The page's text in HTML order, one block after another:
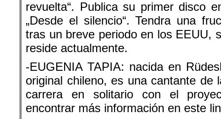
revuelta“. Publica su primer disco
„Desde el silencio“. Tendra una
tras un breve periodo en los EEUU,
reside actualmente.
-EUGENIA TAPIA: nacida en
original chileno, es una cantante de
carrera en solitario con el
encontrar más información en este